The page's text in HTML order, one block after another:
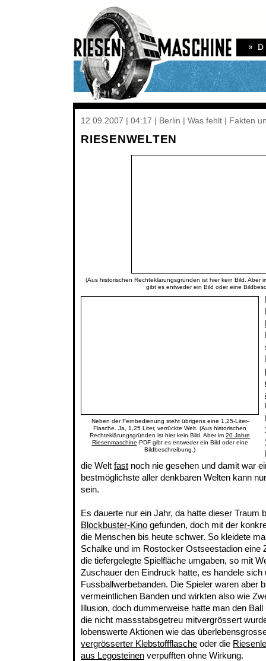
12.09.2007 | 04:17 | Berlin | Was fehlt | Fakten
RIESENWELTEN
(Aus historischen Rechteklärungsgründen ist hier kein Bild. Aber
gibt es entweder ein Bild oder eine
Neben der Fernbedienung steht übrigens eine 1,25-Liter-
Flasche. Ja, 1,25 Liter, verrückte Welt. (Aus historischen
Rechteklärungsgründen ist hier kein Bild. Aber im 20 Jahre
Riesenmaschine-PDF gibt es entweder ein Bild oder eine
Bildbeschreibung.)
die Welt fast noch nie gesehen und damit war
bestmöglichste aller denkbaren Welten kann
sein.
Es dauerte nur ein Jahr, da hatte dieser Traum
Blockbuster-Kino gefunden, doch mit der
die Menschen bis heute schwer. So kleidete
Schalke und im Rostocker Ostseestadion eine
die tiefergelegte Spielfläche umgaben, so mit
Zuschauer den Eindruck hatte, es handele
Fussballwerbebanden. Die Spieler waren aber
vermeintlichen Banden und wirkten also wie
Illusion, doch dummerweise hatte man den
die nicht massstabsgetreu mitvergrössert
lobenswerte Aktionen wie das
vergrösserter Klebstoffflasche oder die
aus Legosteinen verpufften ohne Wirkung.